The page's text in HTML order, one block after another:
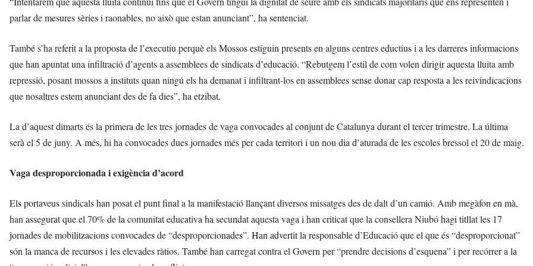
parlar de mesures sèries i raonables, no això que estan anunciant”, ha sentenciat.
També s’ha referit a la proposta de l’executiu perquè els Mossos estiguin presents en alguns centres eductius i a les darreres informacions
que han apuntat una infiltració d’agents a assemblees de sindicats d’educació. “Rebutgem l’estil de com volen dirigir aquesta lluita amb
repressió, posant mossos a instituts quan ningú els ha demanat i infiltrant-los en assemblees sense donar cap resposta a les reivindicacions
que nosaltres estem anunciant des de fa dies”, ha etzibat.
La d’aquest dimarts és la primera de les tres jornades de vaga convocades al conjunt de Catalunya durant el tercer trimestre. La última
serà el 5 de juny. A més, hi ha convocades dues jornades més per cada territori i un nou dia d’aturada de les escoles bressol el 20 de maig.
Vaga desproporcionada i exigència d’acord
Els portaveus sindicals han posat el punt final a la manifestació llançant diversos missatges des de dalt d’un camió. Amb megàfon en mà,
han assegurat que el 70% de la comunitat educativa ha secundat aquesta vaga i han criticat que la consellera Niubó hagi titllat les 17
jornades de mobilitzacions convocades de “desproporcionades”. Han advertit la responsable d’Educació que el que és “desproporcionat”
són la manca de recursos i les elevades ràtios. També han carregat contra el Govern per “prendre decisions d’esquena” i per recórrer a la